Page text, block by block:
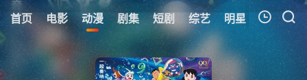
首页 电影 动漫 剧集 短剧 综艺 明星 周表
我的观影记录